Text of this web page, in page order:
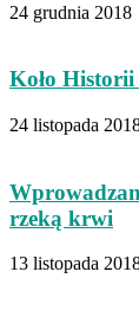
24 grudnia 2018
Koło
24 listopada
rzeką krwi
13 listopada